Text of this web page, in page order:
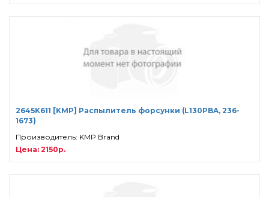
2645K611 [KMP] Распылитель форсунки (L130PBA, 236-
1673)
Производитель: KMP Brand
Цена: 2150р.